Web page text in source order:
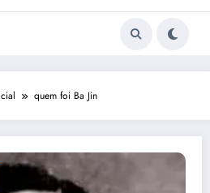
quem foi Ba Jin